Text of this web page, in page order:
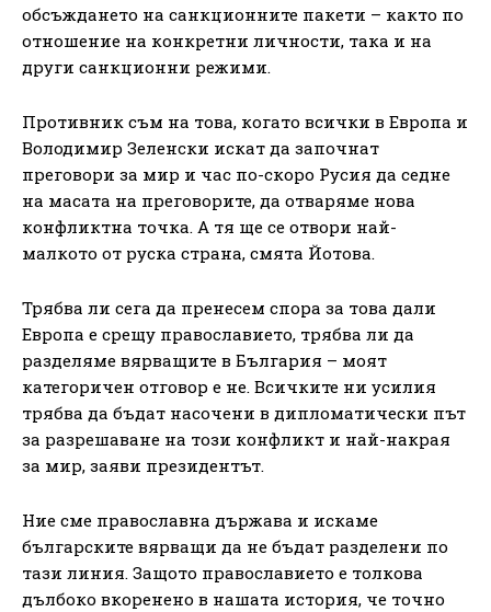
обсъждането на санкционните пакети – както по
отношение на конкретни личности, така и на
други санкционни режими.
Противник съм на това, когато всички в Европа и
Володимир Зеленски искат да започнат
преговори за мир и час по-скоро Русия да седне
на масата на преговорите, да отваряме нова
конфликтна точка. А тя ще се отвори най-
малкото от руска страна, смята Йотова.
Трябва ли сега да пренесем спора за това дали
Европа е срещу православието, трябва ли да
разделяме вярващите в България – моят
категоричен отговор е не. Всичките ни усилия
трябва да бъдат насочени в дипломатически път
за разрешаване на този конфликт и най-накрая
за мир, заяви президентът.
Ние сме православна държава и искаме
българските вярващи да не бъдат разделени по
тази линия. Защото православието е толкова
дълбоко вкоренено в нашата история, че точно